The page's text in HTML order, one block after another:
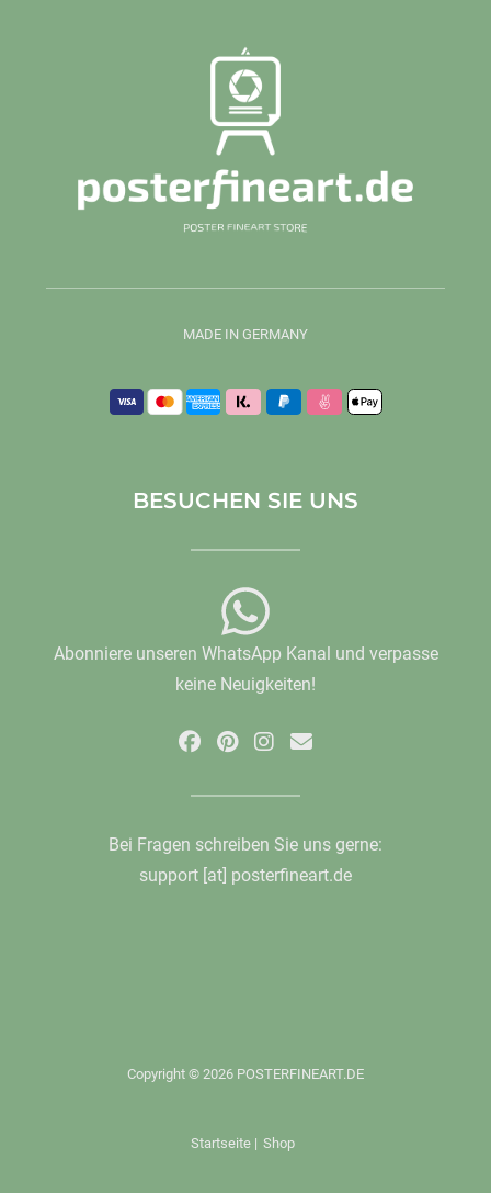
MADE IN GERMANY
BESUCHEN SIE UNS
Abonniere unseren WhatsApp Kanal und verpasse
keine Neuigkeiten!
Bei Fragen schreiben Sie uns gerne:
support [at] posterfineart.de
Copyright © 2026 POSTERFINEART.DE
Startseite | Shop